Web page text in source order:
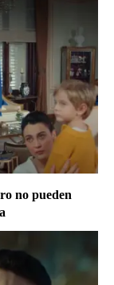
no pueden